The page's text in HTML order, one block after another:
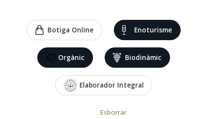
Botiga Online Enoturisme
Orgànic Biodinàmic
Elaborador Integral
Esborrar